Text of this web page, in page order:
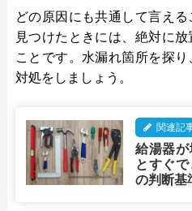
どの原因にも共通して言え
見つけたときには、絶対に
ことです。水漏れ箇所を探
対処をしましょう。
関連記
給湯器
とすぐ
の判断基